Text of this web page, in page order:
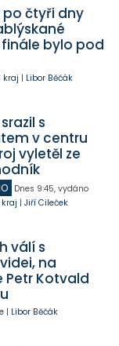
čtyři dny
bylo pod
kraj | Libor Běčák
s
v centru
vyletěl ze
Dnes 9:45, vydáno
kraj | Jiří Cileček
válí s
na
Petr Kotvald
| Libor Běčák